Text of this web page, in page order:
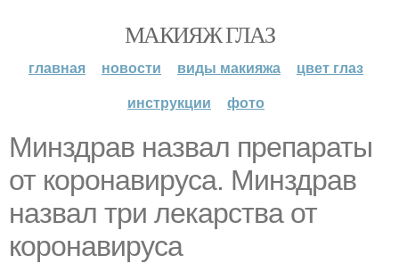
МАКИЯЖ ГЛАЗ
главная новости виды макияжа
цвет глаз
инструкции
фото
Минздрав назвал препараты
от коронавируса. Минздрав
назвал три лекарства от
коронавируса